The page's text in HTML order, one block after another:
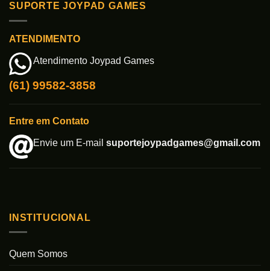
SUPORTE JOYPAD GAMES
ATENDIMENTO
Atendimento Joypad Games
(61) 99582-3858
Entre em Contato
Envie um E-mail suportejoypadgames@gmail.com
INSTITUCIONAL
Quem Somos